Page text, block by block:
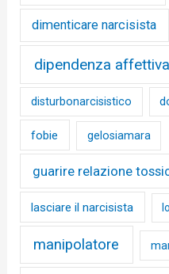
dimenticare narcisista
dipendenza affettiva
disturbonarcisistico
fobie gelosiamara
guarire relazione
lasciare il narcisista
manipolatore